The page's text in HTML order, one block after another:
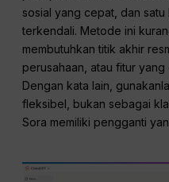
sosial yang cepat, dan
terkendali. Metode ini
membutuhkan titik akhir
perusahaan, atau fitur
Dengan kata lain,
fleksibel, bukan sebagai
Sora memiliki pengganti